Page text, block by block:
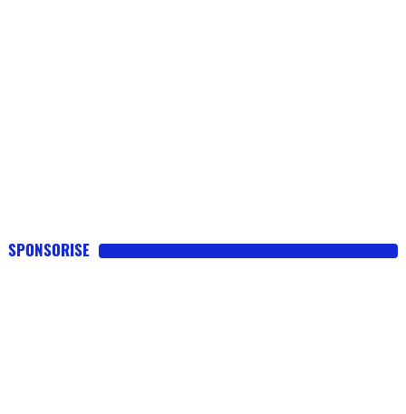
SPONSORISE